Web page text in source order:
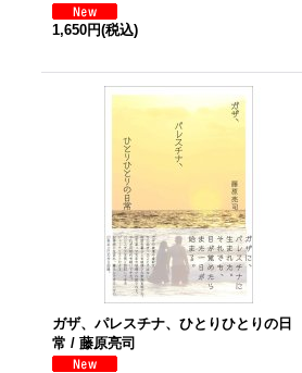
1,650円(税込)
ガザ、パレスチナ、ひとりひとりの日
常 / 藤原亮司